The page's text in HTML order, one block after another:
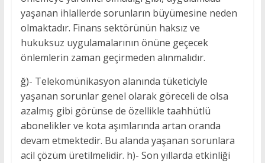
yaşanan ihlallerde sorunların büyümesine neden
olmaktadır. Finans sektörünün haksız ve
hukuksuz uygulamalarının önüne geçecek
önlemlerin zaman geçirmeden alınmalıdır.
ğ)- Telekomünikasyon alanında tüketiciyle
yaşanan sorunlar genel olarak göreceli de olsa
azalmış gibi görünse de özellikle taahhütlü
abonelikler ve kota aşımlarında artan oranda
devam etmektedir. Bu alanda yaşanan sorunlara
acil çözüm üretilmelidir. h)- Son yıllarda etkinliği